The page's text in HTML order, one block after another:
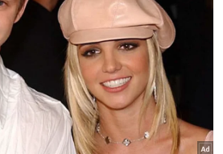
jeti pangkalan haram dikenal
tujuh jeti di atas tanah
yang belum terlibat dalam
dilaksanakan selaras
Kanun Tanah Negara dan
kerjasama pelbagai agensi